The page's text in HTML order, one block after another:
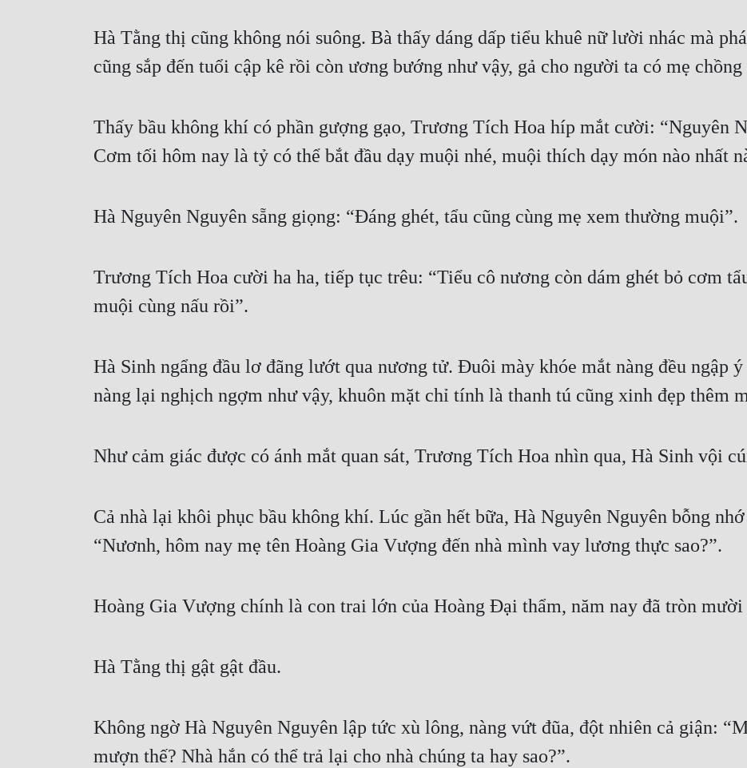
Hà Tằng thị cũng không nói suông. Bà thấy dáng dấp tiểu khuê nữ lười nhác mà
cũng sắp đến tuổi cập kê rồi còn ương bướng như vậy, gả cho người ta có mẹ
Thấy bầu không khí có phần gượng gạo, Trương Tích Hoa híp mắt cười: “Nguyên
Cơm tối hôm nay là tỷ có thể bắt đầu dạy muội nhé, muội thích dạy món nào nhất
Hà Nguyên Nguyên sẵng giọng: “Đáng ghét, tẩu cũng cùng mẹ xem thường muội”.
Trương Tích Hoa cười ha ha, tiếp tục trêu: “Tiểu cô nương còn dám ghét bỏ cơm
muội cùng nấu rồi”.
Hà Sinh ngẩng đầu lơ đãng lướt qua nương tử. Đuôi mày khóe mắt nàng đều ngập
nàng lại nghịch ngợm như vậy, khuôn mặt chỉ tính là thanh tú cũng xinh đẹp thêm
Như cảm giác được có ánh mắt quan sát, Trương Tích Hoa nhìn qua, Hà Sinh vội
Cả nhà lại khôi phục bầu không khí. Lúc gần hết bữa, Hà Nguyên Nguyên bỗng
“Nươnh, hôm nay mẹ tên Hoàng Gia Vượng đến nhà mình vay lương thực sao?”.
Hoàng Gia Vượng chính là con trai lớn của Hoàng Đại thẩm, năm nay đã tròn
Hà Tằng thị gật gật đầu.
Không ngờ Hà Nguyên Nguyên lập tức xù lông, nàng vứt đũa, đột nhiên cả giận:
mượn thế? Nhà hắn có thể trả lại cho nhà chúng ta hay sao?”.